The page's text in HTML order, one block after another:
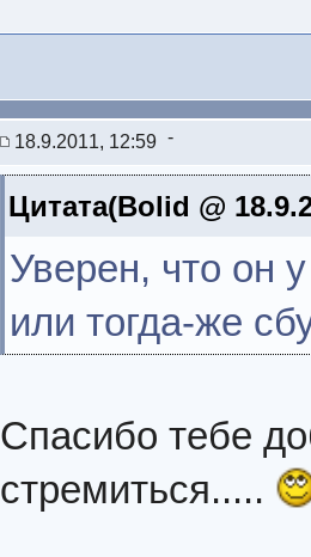
18.9.2011, 12:59
Цитата(Bolid @
Уверен, что он
или тогда-же
Спасибо тебе
стремиться.....